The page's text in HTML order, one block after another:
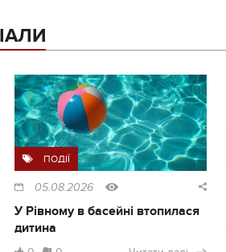
ПОДІЇ
05.08.2026
У Рівному в басейні втопилася
дитина